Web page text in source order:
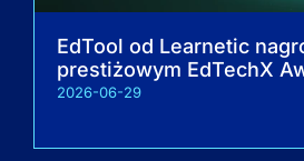
EdTool od Learnetic
prestiżowym EdTechX
2026-06-29